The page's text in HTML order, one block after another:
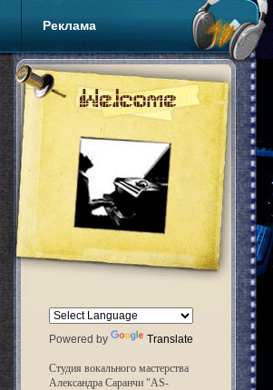
Реклама
Powered by Translate
Студия вокального мастерства
Александра Саранчи "AS-